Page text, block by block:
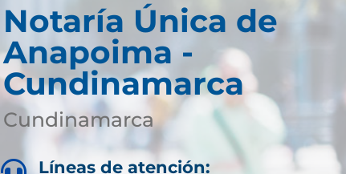
Notaría Única de
Anapoima -
Cundinamarca
Cundinamarca
Líneas de atención: